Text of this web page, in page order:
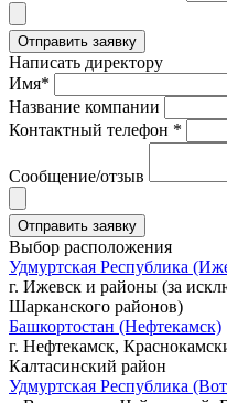
Написать директору
Имя*
Название компании
Контактный телефон *
Сообщение/отзыв
Выбор расположения
Удмуртская Республика
г. Ижевск и районы (за
Шарканского районов)
Башкортостан (Нефтекамск)
г. Нефтекамск,
Калтасинский район
Удмуртская Республика